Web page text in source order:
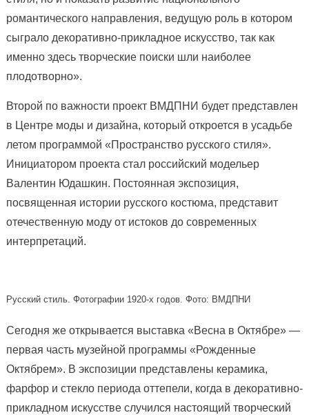
романтического направления, ведущую роль в котором
сыграло декоративно-прикладное искусство, так как
именно здесь творческие поиски шли наиболее
плодотворно».
Второй по важности проект ВМДПНИ будет представлен
в Центре моды и дизайна, который откроется в усадьбе
летом программой «Пространство русского стиля».
Инициатором проекта стал российский модельер
Валентин Юдашкин. Постоянная экспозиция,
посвященная истории русского костюма, представит
отечественную моду от истоков до современных
интерпретаций.
Русский стиль. Фотографии 1920-х годов. Фото: ВМДПНИ
Сегодня же открывается выставка «Весна в Октябре» —
первая часть музейной программы «Рожденные
Октябрем». В экспозиции представлены керамика,
фарфор и стекло периода оттепели, когда в декоративно-
прикладном искусстве случился настоящий творческий